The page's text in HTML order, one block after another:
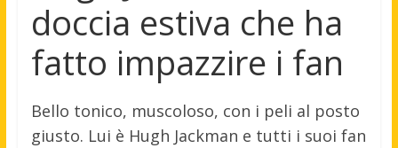
doccia estiva che ha
fatto impazzire i fan
Bello tonico, muscoloso, con i peli al posto
giusto. Lui è Hugh Jackman e tutti i suoi fan